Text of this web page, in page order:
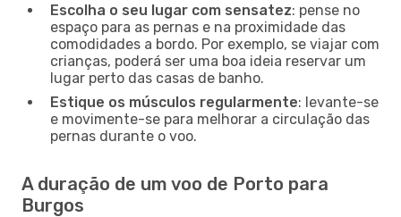
Escolha o seu lugar com sensatez: pense no
espaço para as pernas e na proximidade das
comodidades a bordo. Por exemplo, se viajar com
crianças, poderá ser uma boa ideia reservar um
lugar perto das casas de banho.
Estique os músculos regularmente: levante-se
e movimente-se para melhorar a circulação das
pernas durante o voo.
A duração de um voo de Porto para
Burgos